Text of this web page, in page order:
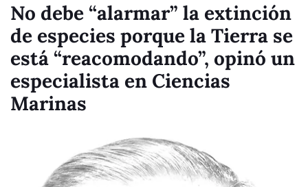
No debe “alarmar” la extinción
de especies porque la Tierra se
está “reacomodando”, opinó un
especialista en Ciencias
Marinas